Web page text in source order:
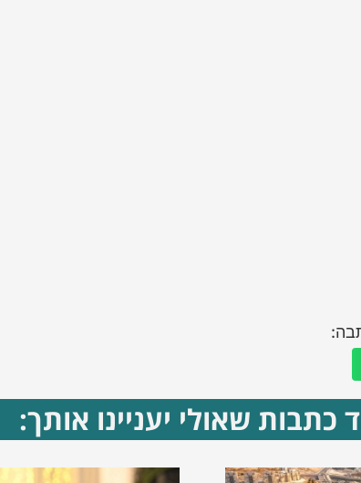
כתבות שאולי יעניינו אותך: